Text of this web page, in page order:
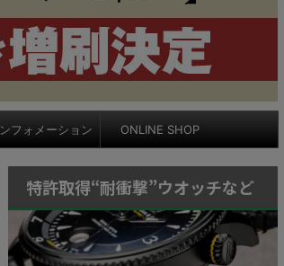
フォメーション ONLINE SHOP
特許取得“耐衝撃”ウオッチなど